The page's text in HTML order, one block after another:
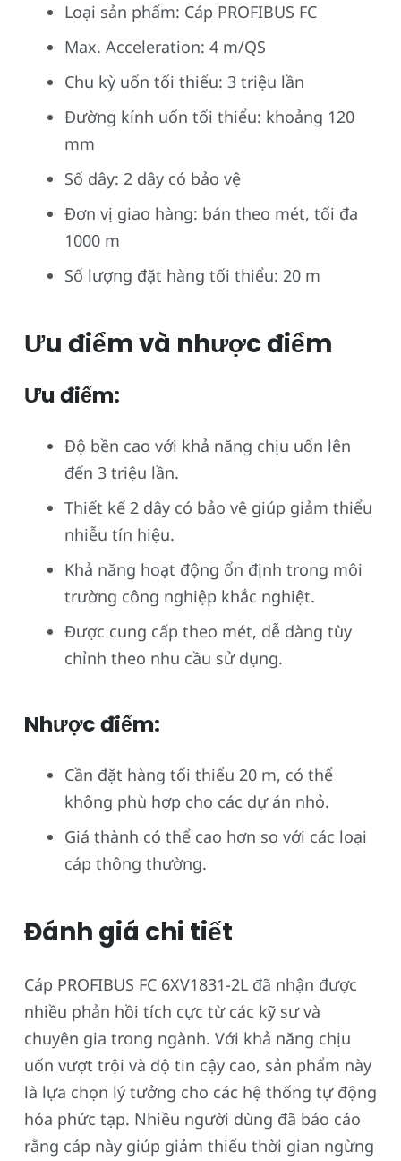
Loại sản phẩm: Cáp PROFIBUS FC
Max. Acceleration: 4 m/QS
Chu kỳ uốn tối thiểu: 3 triệu lần
Đường kính uốn tối thiểu: khoảng 120
mm
Số dây: 2 dây có bảo vệ
Đơn vị giao hàng: bán theo mét, tối đa
1000 m
Số lượng đặt hàng tối thiểu: 20 m
Ưu điểm và nhược điểm
Ưu điểm:
Độ bền cao với khả năng chịu uốn lên
đến 3 triệu lần.
Thiết kế 2 dây có bảo vệ giúp giảm thiểu
nhiễu tín hiệu.
Khả năng hoạt động ổn định trong môi
trường công nghiệp khắc nghiệt.
Được cung cấp theo mét, dễ dàng tùy
chỉnh theo nhu cầu sử dụng.
Nhược điểm:
Cần đặt hàng tối thiểu 20 m, có thể
không phù hợp cho các dự án nhỏ.
Giá thành có thể cao hơn so với các loại
cáp thông thường.
Đánh giá chi tiết
Cáp PROFIBUS FC 6XV1831-2L đã nhận được
nhiều phản hồi tích cực từ các kỹ sư và
chuyên gia trong ngành. Với khả năng chịu
uốn vượt trội và độ tin cậy cao, sản phẩm này
là lựa chọn lý tưởng cho các hệ thống tự động
hóa phức tạp. Nhiều người dùng đã báo cáo
rằng cáp này giúp giảm thiểu thời gian ngừng